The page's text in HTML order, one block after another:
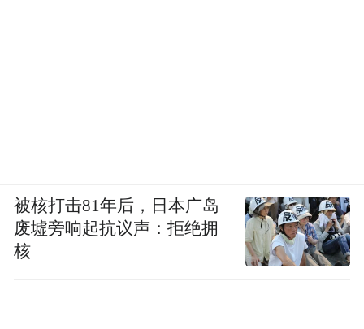
被核打击81年后，日本广岛
废墟旁响起抗议声：拒绝拥
核